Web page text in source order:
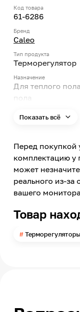
Код товара
61-6286
Бренд
Caleo
Тип продукта
Терморегулятор
Назначение
Для теплого
пола
Электронное,
Нет
Цифровой дисплей
Да
Способ установки и
Встраиваемый
Да
Выносной
90
Показать всё
Перед покупкой
комплектацию у
может
реального из-за
вашего монитора
Товар